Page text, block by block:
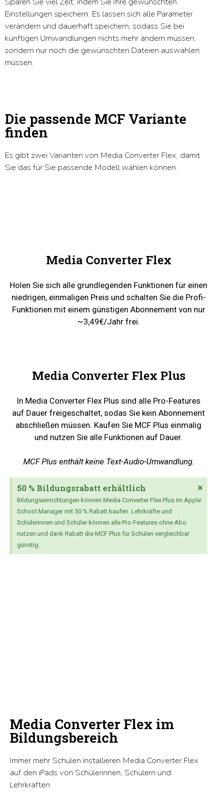
Einstellungen speichern. Es lassen sich alle Parameter
verändern und dauerhaft speichern, sodass Sie bei
künftigen Umwandlungen nichts mehr ändern müssen,
sondern nur noch die gewünschten Dateien auswählen
müssen.
Die passende MCF Variante
finden
Es gibt zwei Varianten von Media Converter Flex, damit
Sie das für Sie passende Modell wählen können.
Media Converter Flex
Holen Sie sich alle grundlegenden Funktionen für einen
niedrigen, einmaligen Preis und schalten Sie die Profi-
Funktionen mit einem günstigen Abonnement von nur
~3,49€/Jahr frei.
Media Converter Flex Plus
In Media Converter Flex Plus sind alle Pro-Features
auf Dauer freigeschaltet, sodas Sie kein Abonnement
abschließen müssen. Kaufen Sie MCF Plus einmalig
und nutzen Sie alle Funktionen auf Dauer.
MCF Plus enthält keine Text-Audio-Umwandlung.
50 % Bildungsrabatt erhältlich
Bildungseinrichtungen können Media Converter Flex Plus im Apple
School Manager mit 50 % Rabatt kaufen. Lehrkräfte und
Schülerinnen und Schüler können alle Pro-Features ohne Abo
nutzen und dank Rabatt die MCF Plus für Schulen vergleichbar
günstig.
×
Media Converter Flex im
Bildungsbereich
Immer mehr Schulen installieren Media Converter Flex
auf den iPads von Schülerinnen, Schülern und
Lehrkräften.